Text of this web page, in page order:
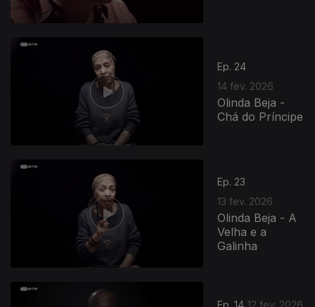
Ep. 24
14 fev. 2026
Olinda Beja -
Chá do Príncipe
Ep. 23
13 fev. 2026
Olinda Beja - A
Velha e a
Galinha
Ep. 14 12 fev. 2026
908349